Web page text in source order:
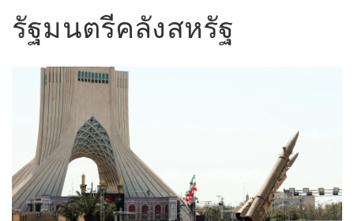
รัฐมนตรีคลังสหรัฐ